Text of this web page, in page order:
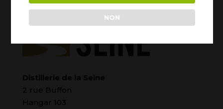
Distillerie de la Seine
2 rue Buffon
Hangar 103
NON